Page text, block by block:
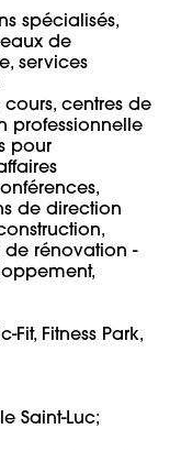
spécialisés,
de
services
centres de
professionnelle
pour
de direction
de rénovation -
Fit, Fitness Park,
Saint-Luc;